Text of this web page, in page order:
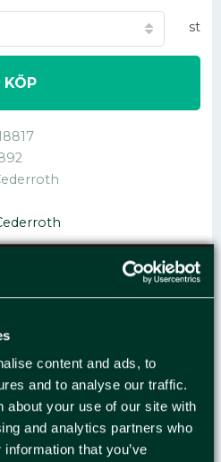
content and ads, to
and to analyse our traffic.
about your use of our site with
and analytics partners who
that you’ve
st
KÖP
till att förebygga chock
den skadade från vind
värmereflekterande